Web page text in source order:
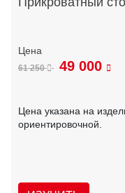
61 250 49 000
Цена указана на
ориентировочной.